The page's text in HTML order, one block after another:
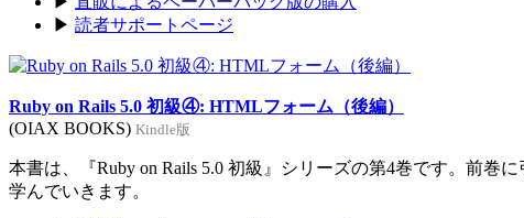
▶ 読者サポートページ
Ruby on Rails 5.0 初級④: HTMLフォーム（後編）
(OIAX BOOKS) Kindle版
本書は、『Ruby on Rails 5.0 初級』シリーズの第4巻です。前巻
学んでいきます。